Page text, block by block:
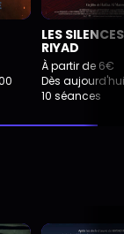
LES
RIYAD
À partir de 6€
Dès aujourd'hui
10 séances